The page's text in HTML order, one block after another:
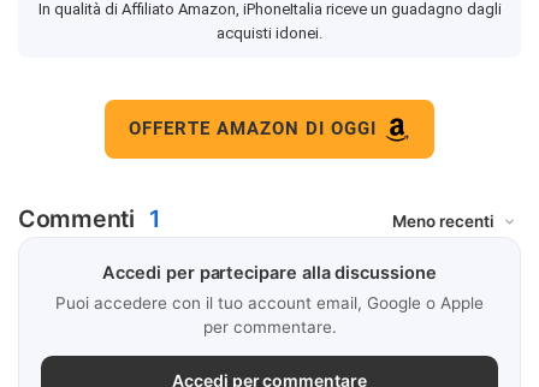
In qualità di Affiliato Amazon, iPhoneItalia riceve un guadagno dagli
acquisti idonei.
OFFERTE AMAZON DI OGGI
Commenti 1
Accedi per partecipare alla discussione
Puoi accedere con il tuo account email, Google o Apple
per commentare.
Accedi per commentare